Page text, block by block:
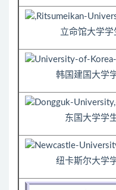
立命馆大学
韩国建国大学
东国大学学
纽卡斯尔大学